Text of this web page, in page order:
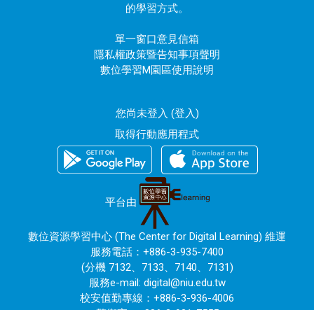
的學習方式。
單一窗口意見信箱
隱私權政策暨告知事項聲明
數位學習M園區使用說明
您尚未登入 (登入)
取得行動應用程式
平台由
數位資源學習中心 (The Center for Digital Learning) 維運
服務電話：+886-3-935-7400
(分機 7132、7133、7140、7131)
服務e-mail: digital@niu.edu.tw
校安值勤專線：+886-3-936-4006